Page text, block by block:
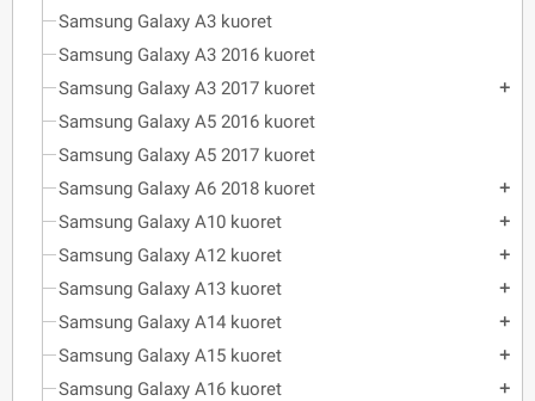
Samsung Galaxy A3 kuoret
Samsung Galaxy A3 2016 kuoret
Samsung Galaxy A3 2017 kuoret
add
Samsung Galaxy A5 2016 kuoret
Samsung Galaxy A5 2017 kuoret
Samsung Galaxy A6 2018 kuoret
add
Samsung Galaxy A10 kuoret add
Samsung Galaxy A12 kuoret add
Samsung Galaxy A13 kuoret add
Samsung Galaxy A14 kuoret add
Samsung Galaxy A15 kuoret add
Samsung Galaxy A16 kuoret add